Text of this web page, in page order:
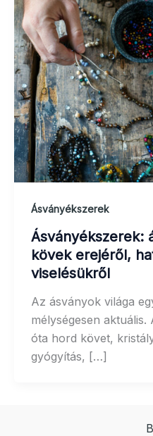
Ásványékszerek
Ásványékszerek:
kövek erejéről,
viselésükről
Az ásványok világa
mélységesen
óta hord követ,
gyógyítás, […]